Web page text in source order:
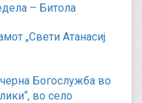
– Битола
„Свети Атанасиј
Богослужба во
во село